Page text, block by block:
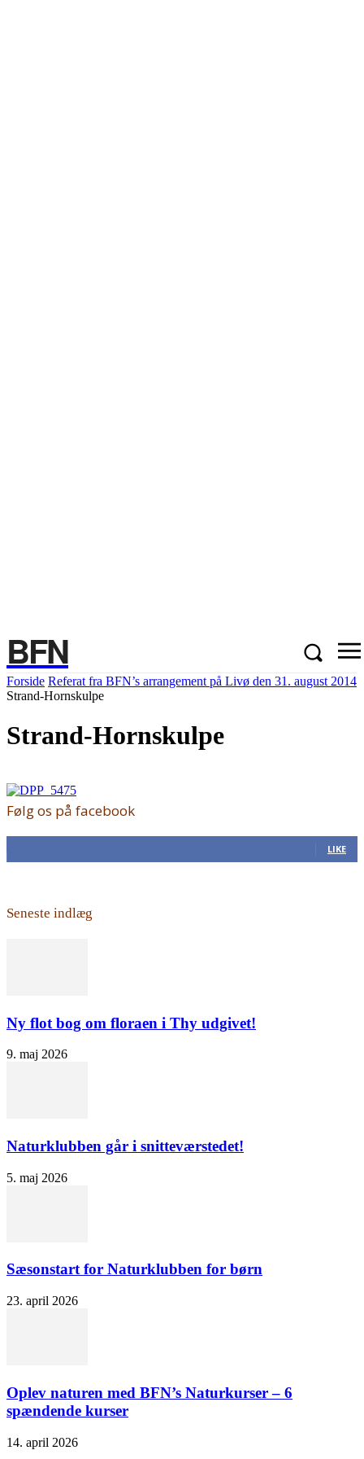
BFN
Forside Referat fra BFN’s arrangement på Livø den 31. august 2014
Strand-Hornskulpe
Strand-Hornskulpe
Følg os på facebook
LIKE
Seneste indlæg
Ny flot bog om floraen i Thy udgivet!
9. maj 2026
Naturklubben går i snitteværstedet!
5. maj 2026
Sæsonstart for Naturklubben for børn
23. april 2026
Oplev naturen med BFN’s Naturkurser – 6
spændende kurser
14. april 2026